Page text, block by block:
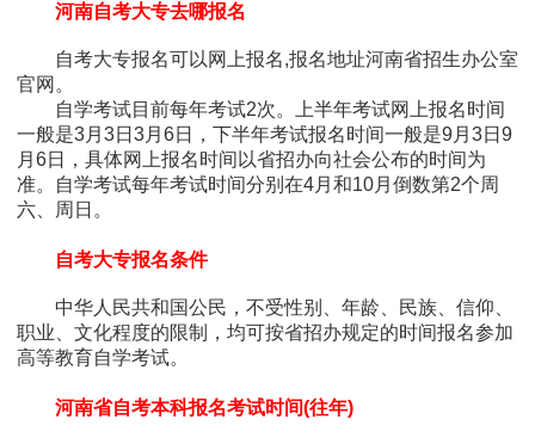
河南自考大专去哪报名
自考大专报名可以网上报名,报名地址河南省招生办公室
官网。
自学考试目前每年考试2次。上半年考试网上报名时间
一般是3月3日3月6日，下半年考试报名时间一般是9月3日9
月6日，具体网上报名时间以省招办向社会公布的时间为
准。自学考试每年考试时间分别在4月和10月倒数第2个周
六、周日。
自考大专报名条件
中华人民共和国公民，不受性别、年龄、民族、信仰、
职业、文化程度的限制，均可按省招办规定的时间报名参加
高等教育自学考试。
河南省自考本科报名考试时间(往年)